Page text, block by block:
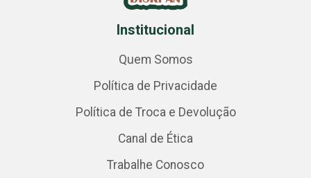
Institucional
Quem Somos
Política de Privacidade
Política de Troca e Devolução
Canal de Ética
Trabalhe Conosco